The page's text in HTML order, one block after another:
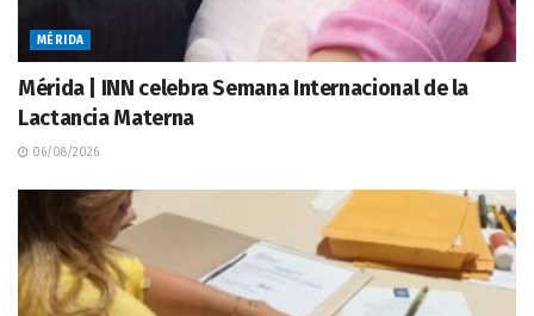
MÉRIDA
Mérida | INN celebra Semana Internacional de la
Lactancia Materna
06/08/2026